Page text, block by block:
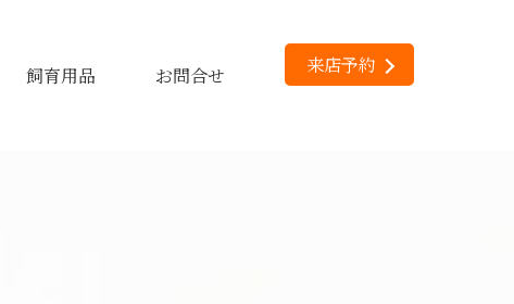
飼育用品 お問合せ 来店予約